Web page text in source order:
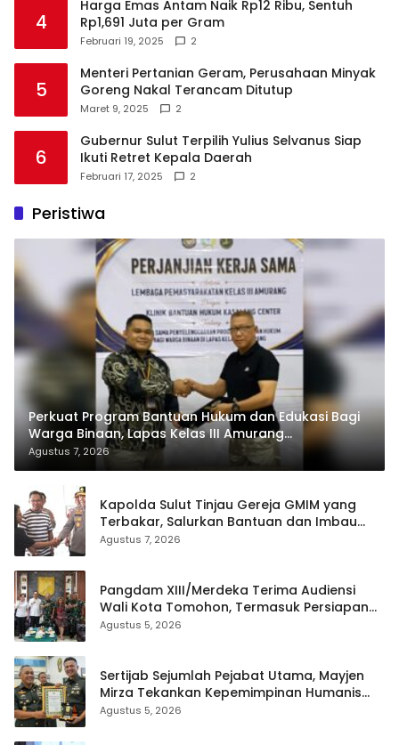
4
Harga Emas Antam Naik Rp12 Ribu, Sentuh
Rp1,691 Juta per Gram
Februari 19, 2025 2
5
Menteri Pertanian Geram, Perusahaan Minyak
Goreng Nakal Terancam Ditutup
Maret 9, 2025 2
6
Gubernur Sulut Terpilih Yulius Selvanus Siap
Ikuti Retret Kepala Daerah
Februari 17, 2025 2
Peristiwa
Perkuat Program Bantuan Hukum dan Edukasi Bagi
Warga Binaan, Lapas Kelas III Amurang
Tandatangani MoU Dengan LBH KASALANG CENTER
Agustus 7, 2026
Kapolda Sulut Tinjau Gereja GMIM yang
Terbakar, Salurkan Bantuan dan Imbau
Waspada Musim Kemarau
Agustus 7, 2026
Pangdam XIII/Merdeka Terima Audiensi
Wali Kota Tomohon, Termasuk Persiapan
TIFF
Agustus 5, 2026
Sertijab Sejumlah Pejabat Utama, Mayjen
Mirza Tekankan Kepemimpinan Humanis
dan Profesional
Agustus 5, 2026